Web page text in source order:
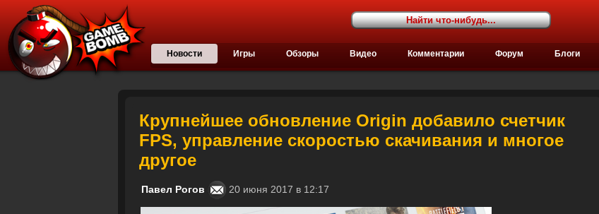
Новости Игры Обзоры Видео Комментарии Форум Блоги
Крупнейшее обновление Origin добавило счетчик
FPS, управление скоростью скачивания и многое
другое
Павел Рогов 20 июня 2017 в 12:17